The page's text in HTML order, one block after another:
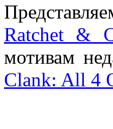
Ratchet &
мотивам
Clank: All 4